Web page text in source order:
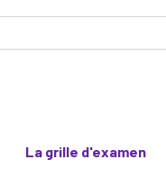
La grille d'examen